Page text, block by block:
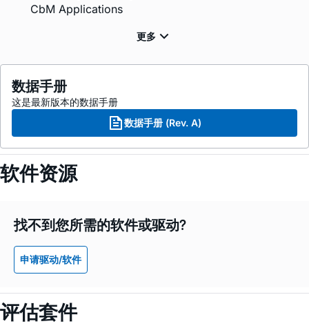
CbM Applications
数据手册
这是最新版本的数据手册
数据手册 (Rev. A)
软件资源
找不到您所需的软件或驱动?
申请驱动/软件
评估套件